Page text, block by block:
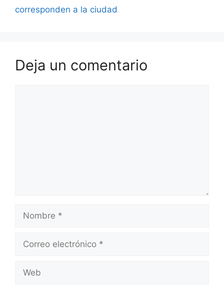
corresponden a la ciudad
Deja un comentario
electrónico